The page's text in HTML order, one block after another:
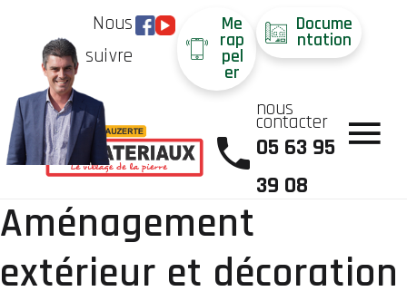
Nous
suivre
Me
rap
pel
er
Docume
ntation
nous
contacter
05 63 95
39 08
Aménagement
extérieur et décoration